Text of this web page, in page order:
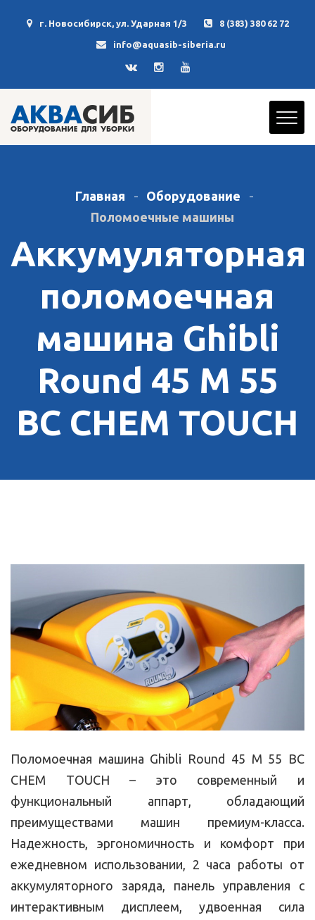
г. Новосибирск, ул. Ударная 1/3 8 (383) 380 62 72
info@aquasib-siberia.ru
Главная
Оборудование
Поломоечные машины
Аккумуляторная
поломоечная
машина Ghibli
Round 45 M 55
BC CHEM TOUCH
Поломоечная машина Ghibli Round 45 M 55 BC
CHEM TOUCH – это современный и
функциональный аппарт, обладающий
преимуществами машин премиум-класса.
Надежность, эргономичность и комфорт при
ежедневном использовании, 2 часа работы от
аккумуляторного заряда, панель управления с
интерактивным дисплеем, удвоенная сила